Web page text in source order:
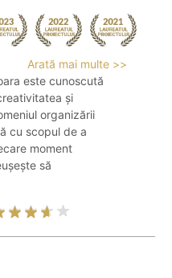
Arată mai multe >>
este cunoscută
și
organizării
cu scopul de a
moment
să